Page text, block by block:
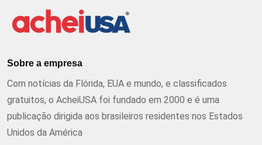
Sobre a empresa
Com notícias da Flórida, EUA e mundo, e classificados
gratuitos, o AcheiUSA foi fundado em 2000 e é uma
publicação dirigida aos brasileiros residentes nos Estados
Unidos da América